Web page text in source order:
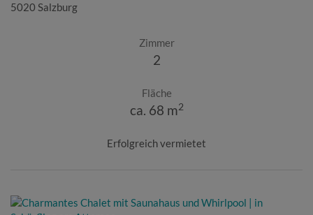
5020 Salzburg
Zimmer
2
Fläche
ca. 68 m2
Erfolgreich vermietet